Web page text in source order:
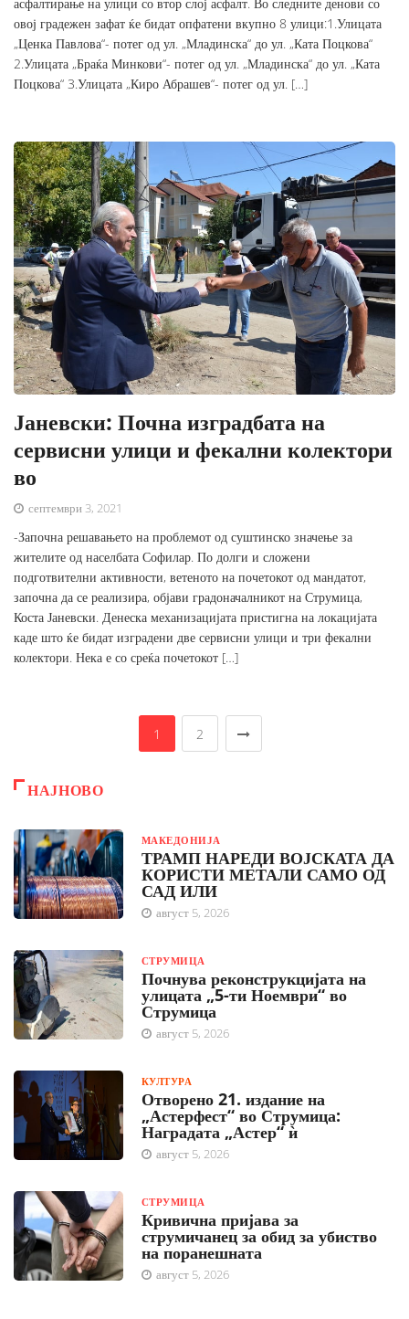
овој градежен зафат ќе бидат опфатени вкупно 8 улици:1.Улицата
„Ценка Павлова“- потег од ул. „Младинска“ до ул. „Ката Поцкова“
2.Улицата „Браќа Минкови“- потег од ул. „Младинска“ до ул. „Ката
Поцкова“ 3.Улицата „Киро Абрашев“- потег од ул. […]
Јаневски: Почна изградбата на
сервисни улици и фекални колектори
во
септември 3, 2021
-Започна решавањето на проблемот од суштинско значење за
жителите од населбата Софилар. По долги и сложени
подготвителни активности, ветеното на почетокот од мандатот,
започна да се реализира, објави градоначалникот на Струмица,
Коста Јаневски. Денеска механизацијата пристигна на локацијата
каде што ќе бидат изградени две сервисни улици и три фекални
колектори. Нека е со среќа почетокот […]
1 2
НАЈНОВО
МАКЕДОНИЈА
ТРАМП НАРЕДИ ВОЈСКАТА ДА
КОРИСТИ МЕТАЛИ САМО ОД
САД ИЛИ
август 5, 2026
СТРУМИЦА
Почнува реконструкцијата на
улицата „5-ти Ноември“ во
Струмица
август 5, 2026
КУЛТУРА
Отворено 21. издание на
„Астерфест“ во Струмица:
Наградата „Астер“ ѝ
август 5, 2026
СТРУМИЦА
Кривична пријава за
струмичанец за обид за убиство
на поранешната
август 5, 2026